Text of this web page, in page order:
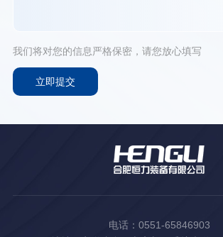
我们将对您的信息严格保密，请您放心填写
电话：0551-65846903